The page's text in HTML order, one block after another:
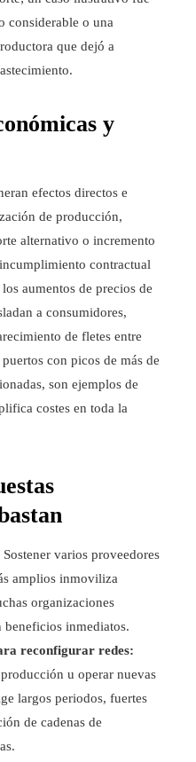
considerable o una
que dejó a
y
efectos directos e
de producción,
alternativo o incremento
contractual
aumentos de precios de
a consumidores,
de fletes entre
con picos de más de
son ejemplos de
costes en toda la
Sostener varios proveedores
amplios inmoviliza
organizaciones
beneficios inmediatos.
reconfigurar redes:
u operar nuevas
largos periodos, fuertes
de cadenas de